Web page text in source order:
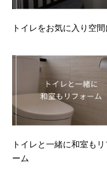
トイレをお気に入り空間
トイレと一緒に和室もリ
ーム